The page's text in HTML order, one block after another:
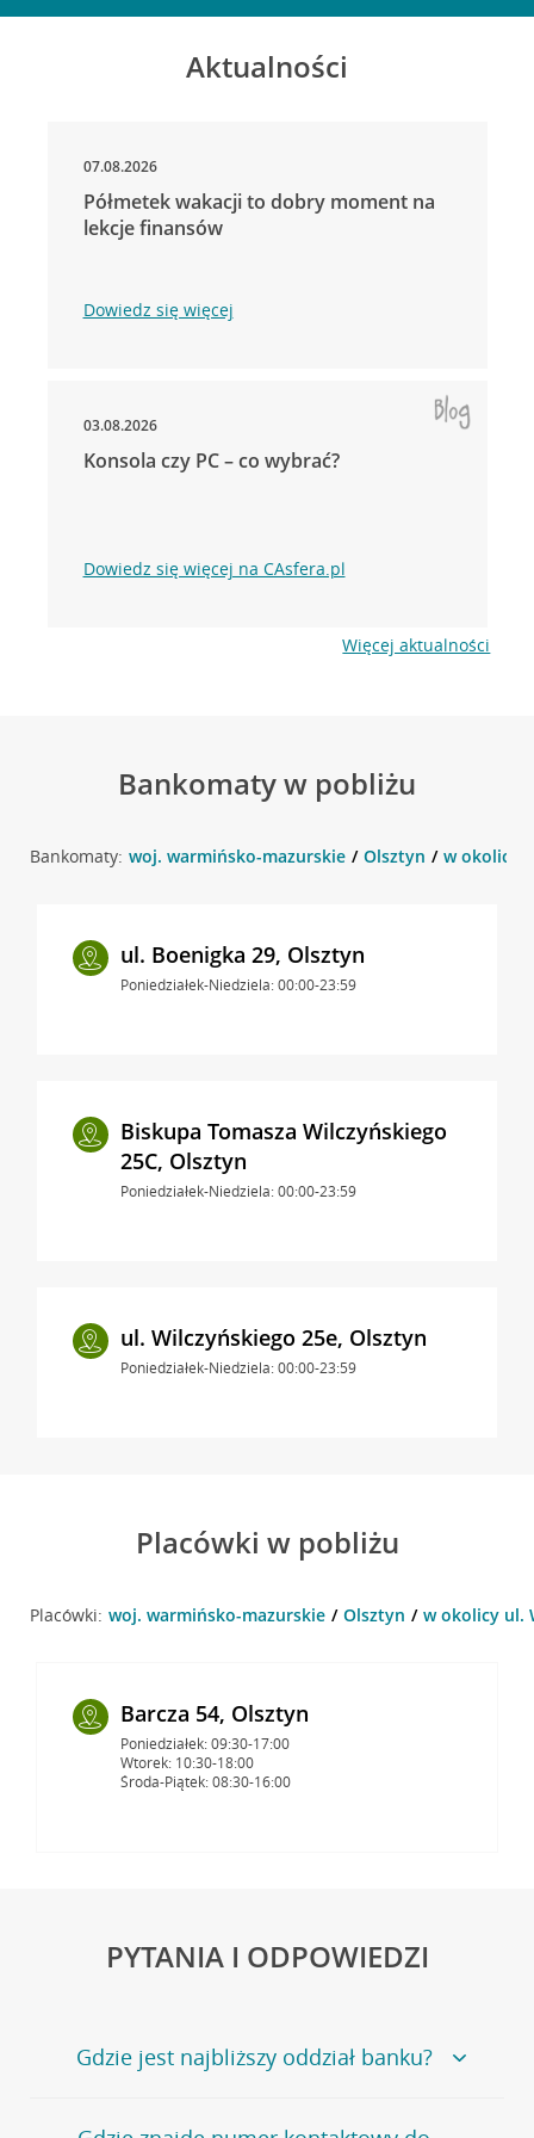
Aktualności
07.08.2026
Półmetek wakacji to dobry moment na
lekcje finansów
Dowiedz się więcej
03.08.2026
Konsola czy PC – co wybrać?
Dowiedz się więcej na CAsfera.pl
Więcej aktualności
Bankomaty w pobliżu
Bankomaty: woj. warmińsko-mazurskie Olsztyn w okolicy
ul. Boenigka 29, Olsztyn
Poniedziałek-Niedziela: 00:00-23:59
Biskupa Tomasza Wilczyńskiego
25C, Olsztyn
Poniedziałek-Niedziela: 00:00-23:59
ul. Wilczyńskiego 25e, Olsztyn
Poniedziałek-Niedziela: 00:00-23:59
Placówki w pobliżu
Placówki: woj. warmińsko-mazurskie Olsztyn w okolicy ul.
Barcza 54, Olsztyn
Poniedziałek: 09:30-17:00
Wtorek: 10:30-18:00
Środa-Piątek: 08:30-16:00
PYTANIA I ODPOWIEDZI
Gdzie jest najbliższy oddział banku?
Jeśli szukasz oddziału naszego banku, zapraszamy na